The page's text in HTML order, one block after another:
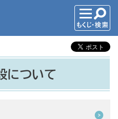
について